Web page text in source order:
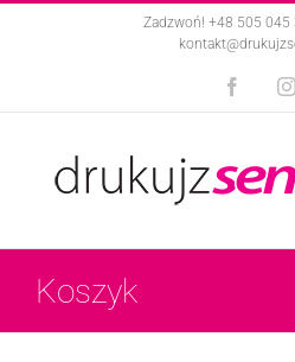
Zadzwoń! +48 505 045
Koszyk